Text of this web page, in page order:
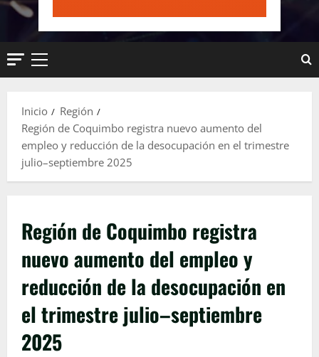
Menú
Inicio
Región
Región de Coquimbo registra nuevo aumento del
empleo y reducción de la desocupación en el trimestre
julio–septiembre 2025
Región de Coquimbo registra
nuevo aumento del empleo y
reducción de la desocupación en
el trimestre julio–septiembre
2025